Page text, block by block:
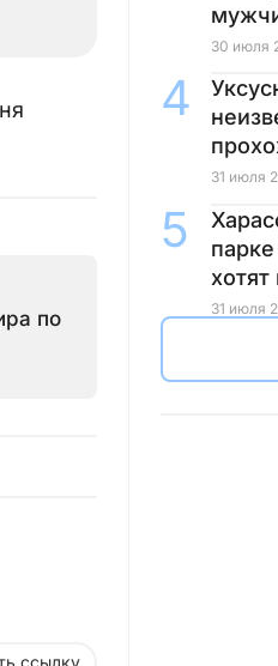
по
30 июля
31 июля
31 июля